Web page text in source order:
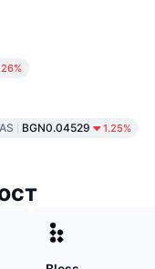
BGN0.04529 1.25%